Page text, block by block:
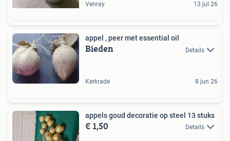
Venray 13 jul 26
appel , peer met essential oil
Bieden Details
Kerkrade 8 jun 26
appels goud decoratie op steel 13 stuks
€ 1,50 Details